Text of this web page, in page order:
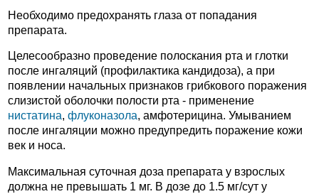
Необходимо предохранять глаза от попадания
препарата.
Целесообразно проведение полоскания рта и глотки
после ингаляций (профилактика кандидоза), а при
появлении начальных признаков грибкового поражения
слизистой оболочки полости рта - применение
нистатина, флуконазола, амфотерицина. Умыванием
после ингаляции можно предупредить поражение кожи
век и носа.
Максимальная суточная доза препарата у взрослых
должна не превышать 1 мг. В дозе до 1.5 мг/сут у